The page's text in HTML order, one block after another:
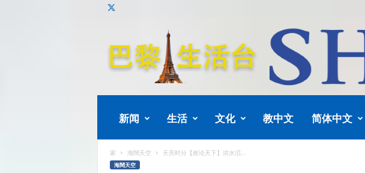
新闻 生活 文化 教中文 简体中文
家 海闊天空 天亮时分【政论天下】洪水滔...
海闊天空